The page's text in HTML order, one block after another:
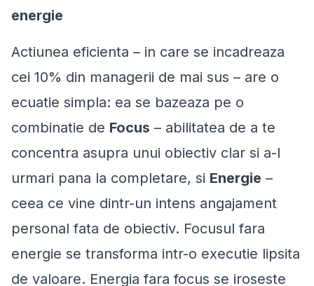
energie
Actiunea eficienta – in care se incadreaza
cei 10% din managerii de mai sus – are o
ecuatie simpla: ea se bazeaza pe o
combinatie de Focus – abilitatea de a te
concentra asupra unui obiectiv clar si a-l
urmari pana la completare, si Energie –
ceea ce vine dintr-un intens angajament
personal fata de obiectiv. Focusul fara
energie se transforma intr-o executie lipsita
de valoare. Energia fara focus se iroseste